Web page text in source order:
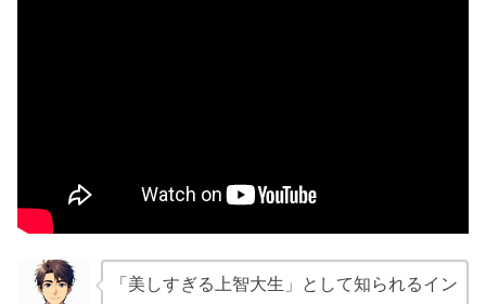
「美しすぎる上智大生」として知られるイン